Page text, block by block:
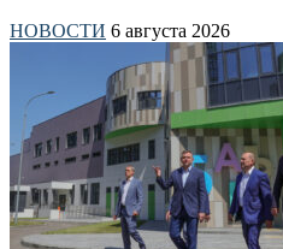
НОВОСТИ 6 августа 2026